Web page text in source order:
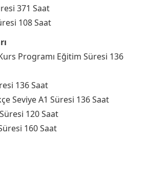
371 Saat
108 Saat
Programı Eğitim Süresi 136
136 Saat
Seviye A1 Süresi 136 Saat
120 Saat
160 Saat